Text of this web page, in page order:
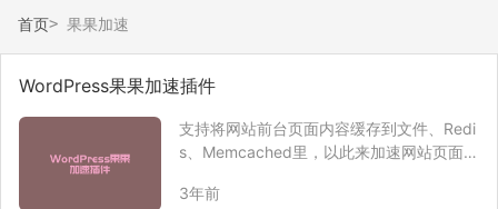
首页 果果加速
WordPress果果加速插件
支持将网站前台页面内容缓存到文件、Redi
s、Memcached里，以此来加速网站页面的
3年前